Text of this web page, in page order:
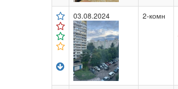
03.08.2024 2-комн